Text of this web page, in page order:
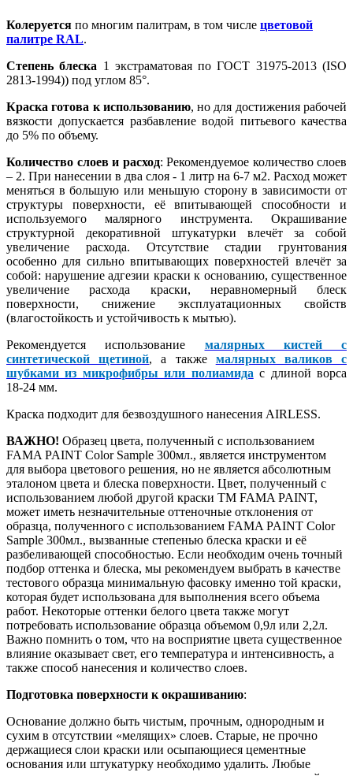
Колеруется по многим палитрам, в том числе цветовой
палитре RAL.
Степень блеска 1 экстраматовая по ГОСТ 31975-2013 (ISO
2813-1994)) под углом 85°.
Краска готова к использованию, но для достижения рабочей
вязкости допускается разбавление водой питьевого качества
до 5% по объему.
Количество слоев и расход: Рекомендуемое количество слоев
– 2. При нанесении в два слоя - 1 литр на 6-7 м2. Расход может
меняться в большую или меньшую сторону в зависимости от
структуры поверхности, её впитывающей способности и
используемого малярного инструмента. Окрашивание
структурной декоративной штукатурки влечёт за собой
увеличение расхода. Отсутствие стадии грунтования
особенно для сильно впитывающих поверхностей влечёт за
собой: нарушение адгезии краски к основанию, существенное
увеличение расхода краски, неравномерный блеск
поверхности, снижение эксплуатационных свойств
(влагостойкость и устойчивость к мытью).
Рекомендуется использование малярных кистей с
синтетической щетиной, а также малярных валиков с
шубками из микрофибры или полиамида с длиной ворса
18-24 мм.
Краска подходит для безвоздушного нанесения AIRLESS.
ВАЖНО! Образец цвета, полученный с использованием
FAMA PAINT Color Sample 300мл., является инструментом
для выбора цветового решения, но не является абсолютным
эталоном цвета и блеска поверхности. Цвет, полученный с
использованием любой другой краски ТМ FAMA PAINT,
может иметь незначительные оттеночные отклонения от
образца, полученного с использованием FAMA PAINT Color
Sample 300мл., вызванные степенью блеска краски и её
разбеливающей способностью. Если необходим очень точный
подбор оттенка и блеска, мы рекомендуем выбрать в качестве
тестового образца минимальную фасовку именно той краски,
которая будет использована для выполнения всего объема
работ. Некоторые оттенки белого цвета также могут
потребовать использование образца объемом 0,9л или 2,2л.
Важно помнить о том, что на восприятие цвета существенное
влияние оказывает свет, его температура и интенсивность, а
также способ нанесения и количество слоев.
Подготовка поверхности к окрашиванию:
Основание должно быть чистым, прочным, однородным и
сухим в отсутствии «мелящих» слоев. Старые, не прочно
держащиеся слои краски или осыпающиеся цементные
основания или штукатурку необходимо удалить. Любые